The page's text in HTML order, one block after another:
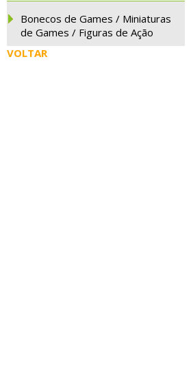
Bonecos de Games / Miniaturas
de Games / Figuras de Ação
VOLTAR